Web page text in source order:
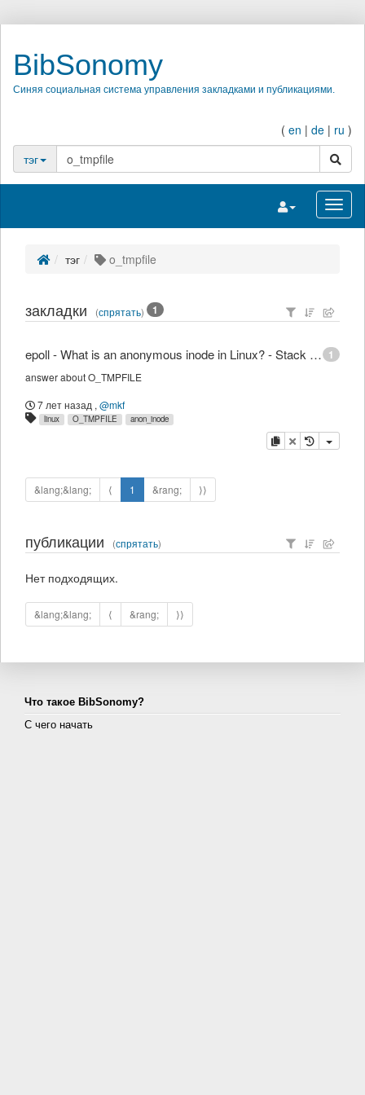
BibSonomy
Синяя социальная система управления закладками и публикациями.
( en | de | ru )
тэг
поиск
Переключить
тэг o_tmpfile
закладки (спрятать) 1
1
epoll - What is an anonymous inode in Linux? - Stack Overflow
answer about O_TMPFILE
7 лет назад , @mkf
linux O_TMPFILE anon_inode
копировать
удалить
&lang;&lang; ⟨ 1 &rang; ⟩⟩
публикации (спрятать)
Нет подходящих.
&lang;&lang; ⟨ &rang; ⟩⟩
Что такое BibSonomy?
С чего начать